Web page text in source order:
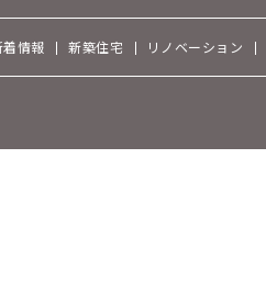
着情報 新築住宅 リノベーション